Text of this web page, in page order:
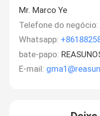
Mr. Marco Ye
Telefone do negócio:
Whatsapp:
bate-papo:
E-mail: